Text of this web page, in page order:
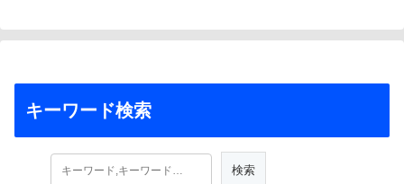
キーワード検索